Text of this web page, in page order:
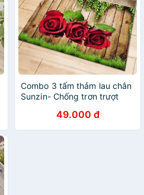
Combo 3 tấm thảm lau chân
Sunzin- Chống trơn trượt
49.000 đ